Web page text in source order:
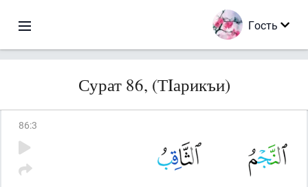
Гость
Сурат 86, (ТIарикъи)
86:3